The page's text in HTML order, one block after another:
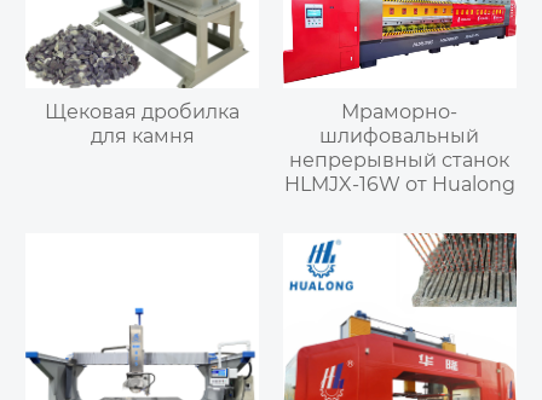
Щековая дробилка
для камня
Мраморно-
шлифовальный
непрерывный станок
HLMJX-16W от Hualong